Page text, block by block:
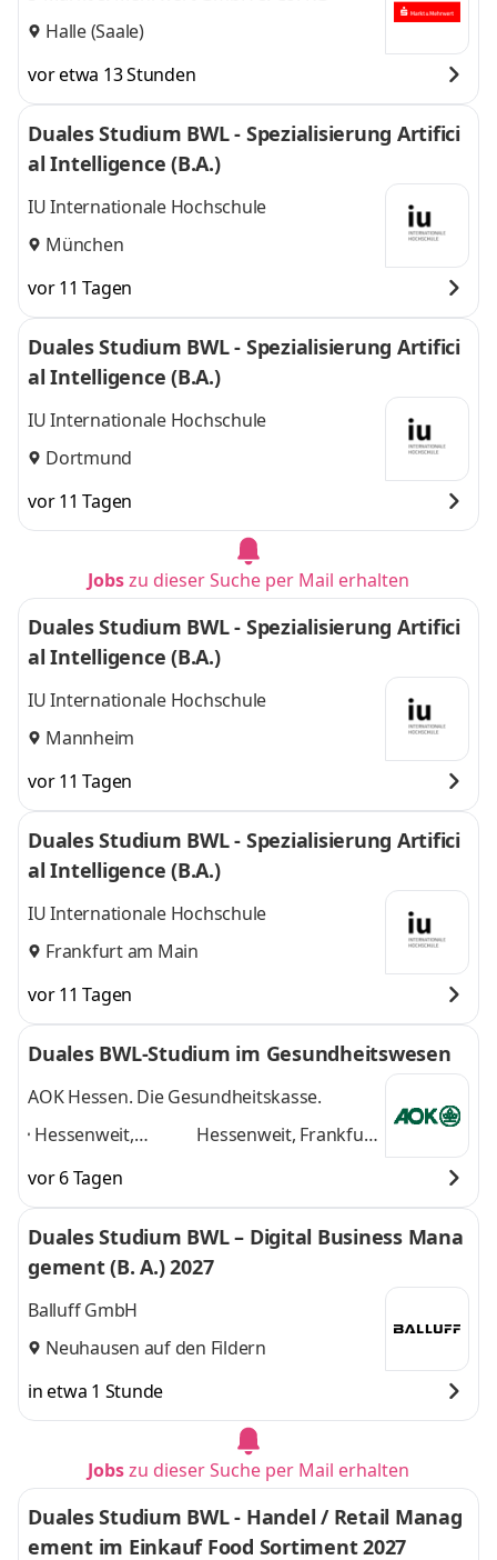
Halle (Saale)
vor etwa 13 Stunden
Duales Studium BWL - Spezialisierung Artifici
al Intelligence (B.A.)
IU Internationale Hochschule
München
vor 11 Tagen
Duales Studium BWL - Spezialisierung Artifici
al Intelligence (B.A.)
IU Internationale Hochschule
Dortmund
vor 11 Tagen
Jobszu dieser Suche per Mail erhalten
Duales Studium BWL - Spezialisierung Artifici
al Intelligence (B.A.)
IU Internationale Hochschule
Mannheim
vor 11 Tagen
Duales Studium BWL - Spezialisierung Artifici
al Intelligence (B.A.)
IU Internationale Hochschule
Frankfurt am Main
vor 11 Tagen
Duales BWL-Studium im Gesundheitswesen
AOK Hessen. Die Gesundheitskasse.
Hessenweit,
Darmstadt, Kassel,
Gießen, Dieburg,
Hanau, Wiesbaden,
Marburg,
Hessenweit, Frankfurt
Dieburg, Hanau,
Wiesbaden, Marburg
und 6 weitere
vor 6 Tagen
Duales Studium BWL – Digital Business Mana
gement (B. A.) 2027
Balluff GmbH
Neuhausen auf den Fildern
in etwa 1 Stunde
Jobszu dieser Suche per Mail erhalten
Duales Studium BWL - Handel / Retail Manag
ement im Einkauf Food Sortiment 2027